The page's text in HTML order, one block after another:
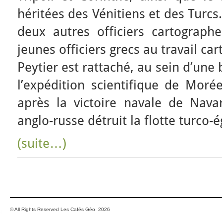
héritées des Vénitiens et des
deux autres officiers
jeunes officiers grecs au travail
Peytier est rattaché, au sein
l’expédition scientifique de
après la victoire navale de
anglo-russe détruit la flotte turco-
(suite…)
© All Rights Reserved Les Cafés Géo 2026